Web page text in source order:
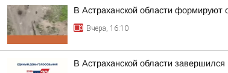
В Астраханской области
Вчера, 16:10
В Астраханской области